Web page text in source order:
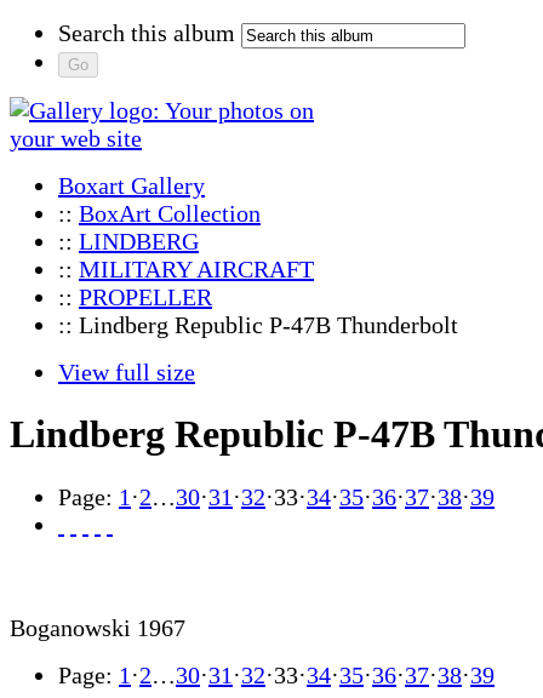
Search this album
Boxart Gallery
:: BoxArt Collection
:: LINDBERG
:: MILITARY AIRCRAFT
:: PROPELLER
:: Lindberg Republic P-47B Thunderbolt
View full size
Lindberg Republic P-47B
Page: 1 ·2…30·31 ·32·33·34·35·36·37·38·39
Boganowski 1967
Page: 1 ·2…30·31 ·32·33·34·35·36·37·38·39